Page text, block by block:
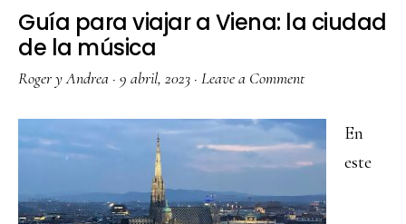
Guía para viajar a Viena: la ciudad
de la música
Roger y Andrea · 9 abril, 2023 · Leave a Comment
En
este